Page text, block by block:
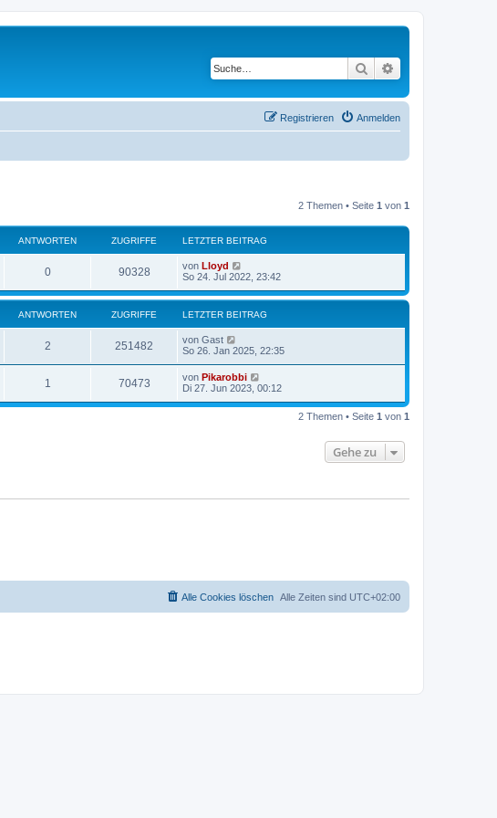
Suche
Anmelden
Registrieren
2 Themen • Seite 1 von 1
ANTWORTEN ZUGRIFFE LETZTER BEITRAG
0 90328 von Lloyd
So 24. Jul 2022, 23:42
ANTWORTEN ZUGRIFFE LETZTER BEITRAG
2 251482 von Gast
So 26. Jan 2025, 22:35
1 70473 von Pikarobbi
Di 27. Jun 2023, 00:12
2 Themen • Seite 1 von 1
Gehe zu
Alle Zeiten sind UTC+02:00
Alle Cookies löschen